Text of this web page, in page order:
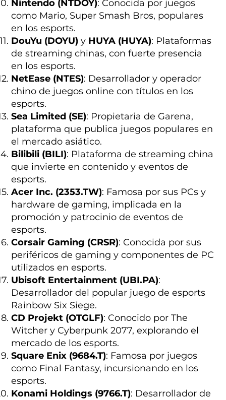
Nintendo (NTDOY): Conocida por juegos
como Mario, Super Smash Bros, populares
en los esports.
DouYu (DOYU) y HUYA (HUYA): Plataformas
de streaming chinas, con fuerte presencia
en los esports.
NetEase (NTES): Desarrollador y operador
chino de juegos online con títulos en los
esports.
Sea Limited (SE): Propietaria de Garena,
plataforma que publica juegos populares en
el mercado asiático.
Bilibili (BILI): Plataforma de streaming china
que invierte en contenido y eventos de
esports.
Acer Inc. (2353.TW): Famosa por sus PCs y
hardware de gaming, implicada en la
promoción y patrocinio de eventos de
esports.
Corsair Gaming (CRSR): Conocida por sus
periféricos de gaming y componentes de PC
utilizados en esports.
Ubisoft Entertainment (UBI.PA):
Desarrollador del popular juego de esports
Rainbow Six Siege.
CD Projekt (OTGLF): Conocido por The
Witcher y Cyberpunk 2077, explorando el
mercado de los esports.
Square Enix (9684.T): Famosa por juegos
como Final Fantasy, incursionando en los
esports.
Konami Holdings (9766.T): Desarrollador de